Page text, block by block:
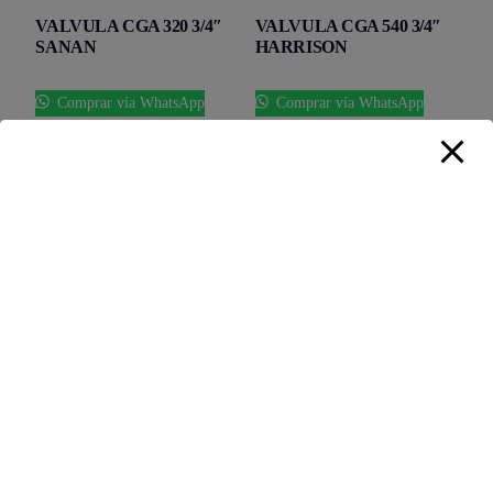
VALVULA CGA 320 3/4″
SANAN
Comprar vía WhatsApp
VALVULA CGA 540 3/4″
HARRISON
Comprar vía WhatsApp